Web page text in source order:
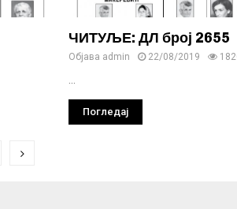
ЧИТУЉЕ: ДЛ број 2655
Објава admin 22/08/2019
...
Погледај